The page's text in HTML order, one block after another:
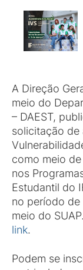
A Direção
meio do
– DAEST,
solicitação de
como meio
nos
Estudantil do
no período
meio do
link.
Podem se